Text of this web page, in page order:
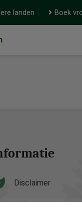
landen Boek
Disclaimer